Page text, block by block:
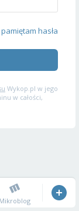
hasła
Wykop.pl w jego
w całości,
Mikroblog